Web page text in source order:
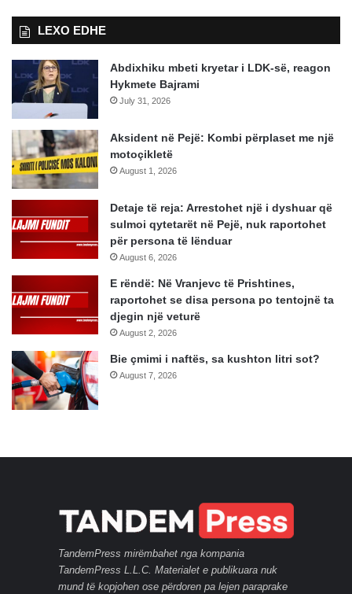
LEXO EDHE
Abdixhiku mbeti kryetar i LDK-së, reagon
Hykmete Bajrami
July 31, 2026
Aksident në Pejë: Kombi përplaset me një
motoçikletë
August 1, 2026
Detaje të reja: Arrestohet një i dyshuar që
sulmoi qytetarët në Pejë, nuk raportohet
për persona të lënduar
August 6, 2026
E rëndë: Në Vranjevc të Prishtines,
raportohet se disa persona po tentojnë ta
djegin një veturë
August 2, 2026
Bie çmimi i naftës, sa kushton litri sot?
August 7, 2026
TandemPress mirëmbahet nga kompania
TandemPress L.L.C. Materialet e publikuara nuk
mund të kopjohen ose përdoren pa lejen paraprake